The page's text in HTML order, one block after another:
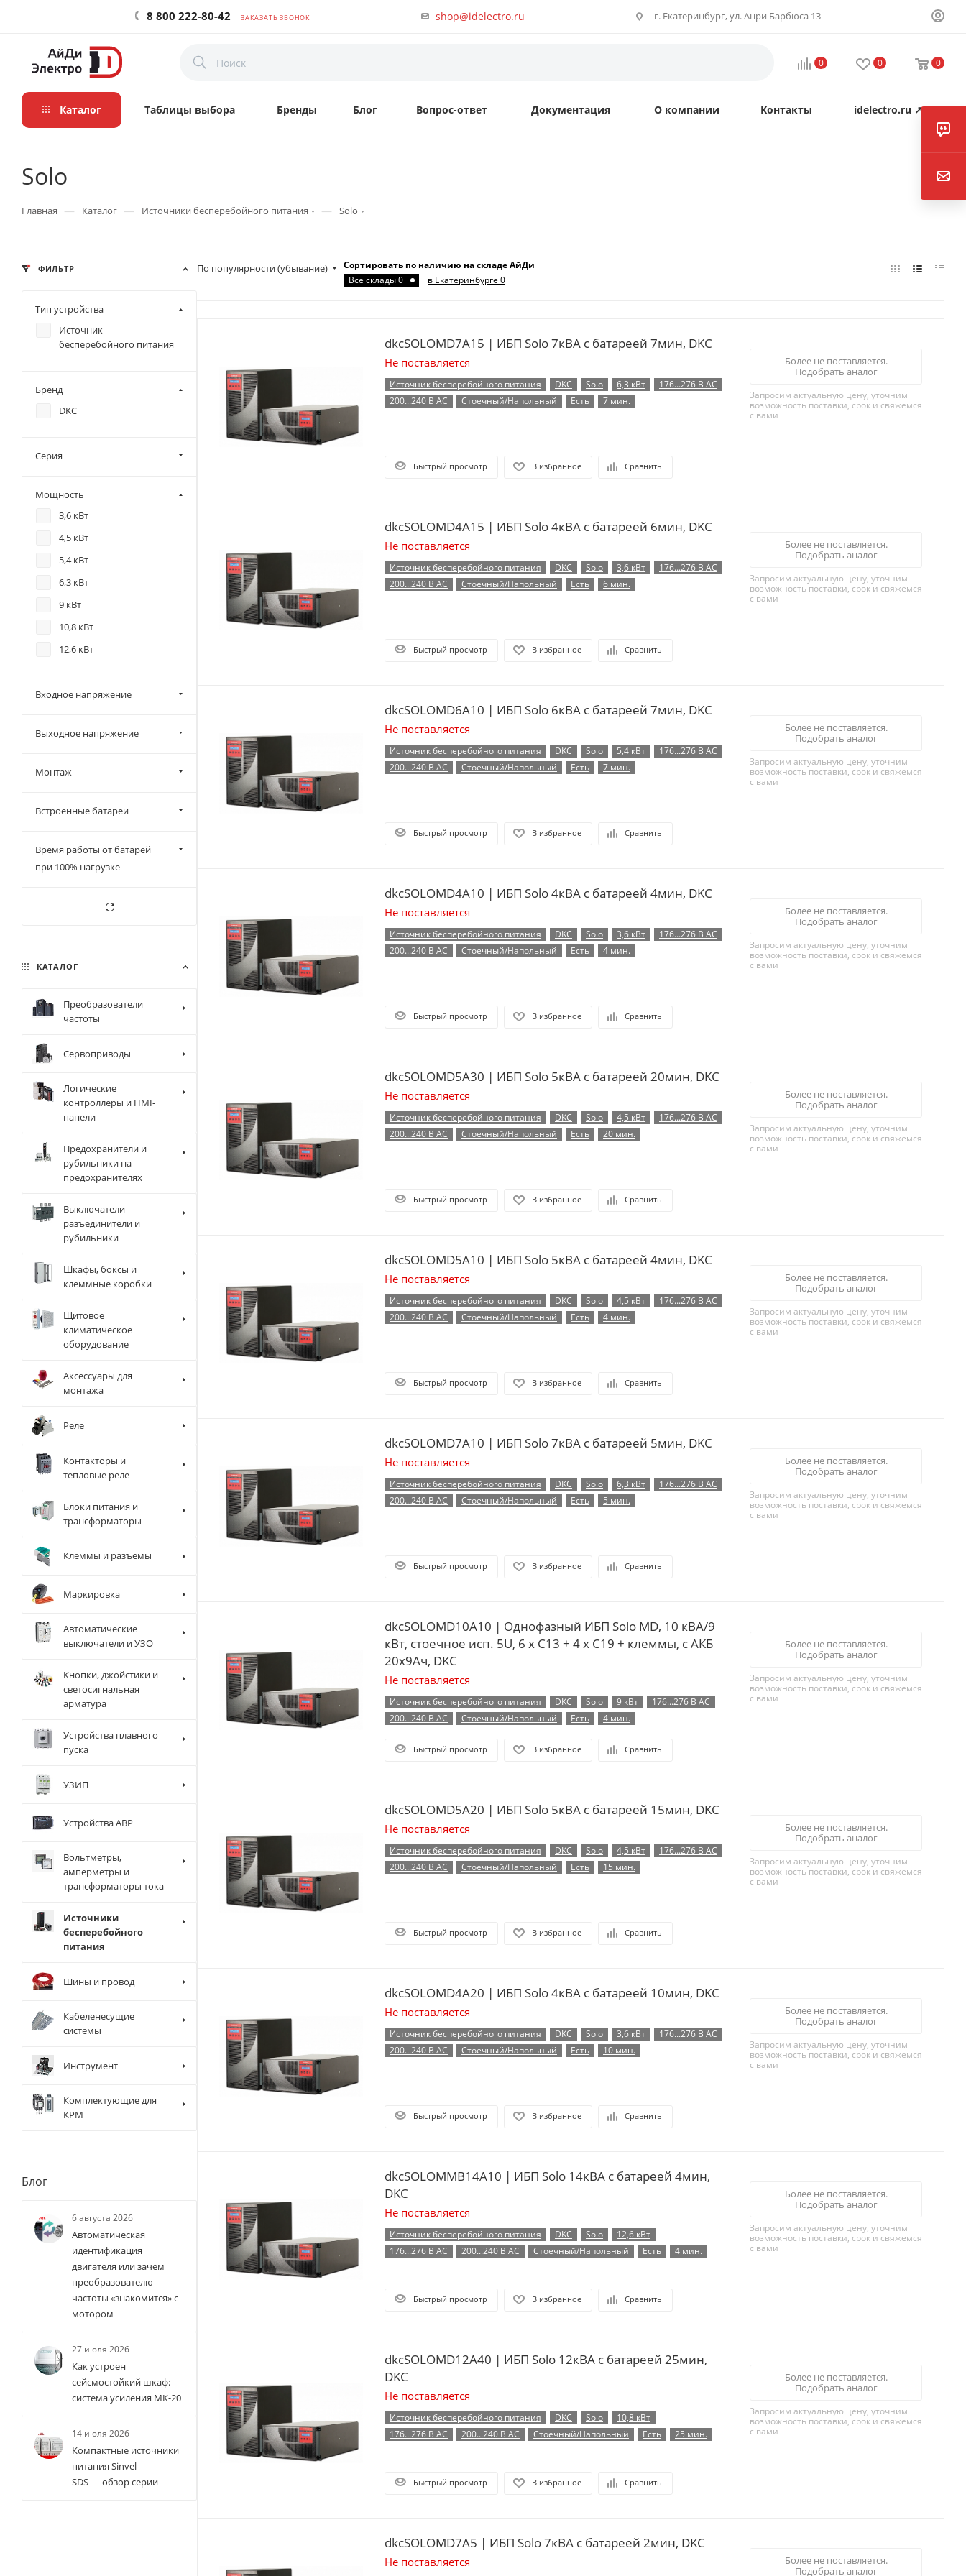
8 800 222-80-42 ЗАКАЗАТЬ ЗВОНОК shop@idelectro.ru г. Екатеринбург, ул. Анри Барбюса 13
0 0 0
Каталог Таблицы выбора Бренды Блог Вопрос-ответ Документация О компании Контакты idelectro.ru ↗
Solo
Главная — Каталог — Источники бесперебойного питания — Solo
По популярности (убывание)
Сортировать по наличию на складе АйДи
Все склады 0
в Екатеринбурге 0
dkcSOLOMD7A15 | ИБП Solo 7кВА с батареей 7мин, DKC
Не поставляется
Источник бесперебойного питания DKC Solo 6,3 кВт
176...276 В AC
200...240 В AC
Стоечный/Напольный Есть 7 мин.
Быстрый просмотр В избранное Сравнить
Более не поставляется.
Подобрать аналог
Запросим актуальную цену, уточним
возможность поставки, срок и свяжемся
с вами
dkcSOLOMD4A15 | ИБП Solo 4кВА с батареей 6мин, DKC
Не поставляется
Источник бесперебойного питания DKC Solo 3,6 кВт
176...276 В AC
200...240 В AC
Стоечный/Напольный Есть 6 мин.
Быстрый просмотр В избранное Сравнить
Более не поставляется.
Подобрать аналог
Запросим актуальную цену, уточним
возможность поставки, срок и свяжемся
с вами
dkcSOLOMD6A10 | ИБП Solo 6кВА с батареей 7мин, DKC
Не поставляется
Источник бесперебойного питания DKC Solo 5,4 кВт
176...276 В AC
200...240 В AC
Стоечный/Напольный Есть 7 мин.
Быстрый просмотр В избранное Сравнить
Более не поставляется.
Подобрать аналог
Запросим актуальную цену, уточним
возможность поставки, срок и свяжемся
с вами
dkcSOLOMD4A10 | ИБП Solo 4кВА с батареей 4мин, DKC
Не поставляется
Источник бесперебойного питания DKC Solo 3,6 кВт
176...276 В AC
200...240 В AC
Стоечный/Напольный Есть 4 мин.
Быстрый просмотр В избранное Сравнить
Более не поставляется.
Подобрать аналог
Запросим актуальную цену, уточним
возможность поставки, срок и свяжемся
с вами
dkcSOLOMD5A30 | ИБП Solo 5кВА с батареей 20мин, DKC
Не поставляется
Источник бесперебойного питания DKC Solo 4,5 кВт
176...276 В AC
200...240 В AC
Стоечный/Напольный Есть 20 мин.
Быстрый просмотр В избранное Сравнить
Более не поставляется.
Подобрать аналог
Запросим актуальную цену, уточним
возможность поставки, срок и свяжемся
с вами
dkcSOLOMD5A10 | ИБП Solo 5кВА с батареей 4мин, DKC
Не поставляется
Источник бесперебойного питания DKC Solo 4,5 кВт
176...276 В AC
200...240 В AC
Стоечный/Напольный Есть 4 мин.
Быстрый просмотр В избранное Сравнить
Более не поставляется.
Подобрать аналог
Запросим актуальную цену, уточним
возможность поставки, срок и свяжемся
с вами
dkcSOLOMD7A10 | ИБП Solo 7кВА с батареей 5мин, DKC
Не поставляется
Источник бесперебойного питания DKC Solo 6,3 кВт
176...276 В AC
200...240 В AC
Стоечный/Напольный Есть 5 мин.
Быстрый просмотр В избранное Сравнить
Более не поставляется.
Подобрать аналог
Запросим актуальную цену, уточним
возможность поставки, срок и свяжемся
с вами
dkcSOLOMD10A10 | Однофазный ИБП Solo MD, 10 кВА/9
кВт, стоечное исп. 5U, 6 x C13 + 4 x C19 + клеммы, с АКБ
20х9Ач, DKC
Не поставляется
Источник бесперебойного питания DKC Solo 9 кВт
176...276 В AC
200...240 В AC
Стоечный/Напольный Есть 4 мин.
Быстрый просмотр В избранное Сравнить
Более не поставляется.
Подобрать аналог
Запросим актуальную цену, уточним
возможность поставки, срок и свяжемся
с вами
dkcSOLOMD5A20 | ИБП Solo 5кВА с батареей 15мин, DKC
Не поставляется
Источник бесперебойного питания DKC Solo 4,5 кВт
176...276 В AC
200...240 В AC
Стоечный/Напольный Есть 15 мин.
Быстрый просмотр В избранное Сравнить
Более не поставляется.
Подобрать аналог
Запросим актуальную цену, уточним
возможность поставки, срок и свяжемся
с вами
dkcSOLOMD4A20 | ИБП Solo 4кВА с батареей 10мин, DKC
Не поставляется
Источник бесперебойного питания DKC Solo 3,6 кВт
176...276 В AC
200...240 В AC
Стоечный/Напольный Есть 10 мин.
Быстрый просмотр В избранное Сравнить
Более не поставляется.
Подобрать аналог
Запросим актуальную цену, уточним
возможность поставки, срок и свяжемся
с вами
dkcSOLOMMB14A10 | ИБП Solo 14кВА с батареей 4мин,
DKC
Не поставляется
Источник бесперебойного питания DKC Solo
12,6 кВт
176...276 В AC
200...240 В AC Стоечный/Напольный Есть 4 мин.
Быстрый просмотр В избранное Сравнить
Более не поставляется.
Подобрать аналог
Запросим актуальную цену, уточним
возможность поставки, срок и свяжемся
с вами
dkcSOLOMD12A40 | ИБП Solo 12кВА с батареей 25мин,
DKC
Не поставляется
Источник бесперебойного питания DKC Solo
10,8 кВт
176...276 В AC
200...240 В AC Стоечный/Напольный Есть 25 мин.
Быстрый просмотр В избранное Сравнить
Более не поставляется.
Подобрать аналог
Запросим актуальную цену, уточним
возможность поставки, срок и свяжемся
с вами
dkcSOLOMD7A5 | ИБП Solo 7кВА с батареей 2мин, DKC
Не поставляется
Более не поставляется.
Подобрать аналог
ФИЛЬТР
Тип устройства
Источник
бесперебойного питания
Бренд
DKC
Серия
Мощность
3,6 кВт
4,5 кВт
5,4 кВт
6,3 кВт
9 кВт
10,8 кВт
12,6 кВт
Входное напряжение
Выходное напряжение
Монтаж
Встроенные батареи
Время работы от батарей
при 100% нагрузке
КАТАЛОГ
Преобразователи
частоты
Сервоприводы
Логические
контроллеры и HMI-
панели
Предохранители и
рубильники на
предохранителях
Выключатели-
разъединители и
рубильники
Шкафы, боксы и
клеммные коробки
Щитовое
климатическое
оборудование
Аксессуары для
монтажа
Реле
Контакторы и
тепловые реле
Блоки питания и
трансформаторы
Клеммы и разъёмы
Маркировка
Автоматические
выключатели и УЗО
Кнопки, джойстики и
светосигнальная
арматура
Устройства плавного
пуска
УЗИП
Устройства АВР
Вольтметры,
амперметры и
трансформаторы тока
Источники
бесперебойного
питания
Шины и провод
Кабеленесущие
системы
Инструмент
Комплектующие для
КРМ
Блог
6 августа 2026
Автоматическая
идентификация
двигателя или зачем
преобразователю
частоты «знакомится» с
мотором
27 июля 2026
Как устроен
сейсмостойкий шкаф:
система усиления МК-20
14 июля 2026
Компактные источники
питания Sinvel
SDS — обзор серии